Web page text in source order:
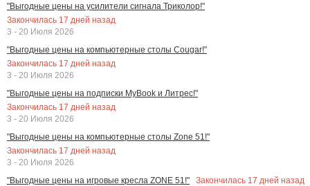
"Выгодные цены на усилители сигнала Триколор!"
Закончилась 17 дней назад
3 - 20 Июля 2026
"Выгодные цены на компьютерные столы Cougar!"
Закончилась 17 дней назад
3 - 20 Июля 2026
"Выгодные цены на подписки MyBook и Литрес!"
Закончилась 17 дней назад
3 - 20 Июля 2026
"Выгодные цены на компьютерные столы Zone 51!"
Закончилась 17 дней назад
3 - 20 Июля 2026
"Выгодные цены на игровые кресла ZONE 51!"
Закончилась 17 дней назад